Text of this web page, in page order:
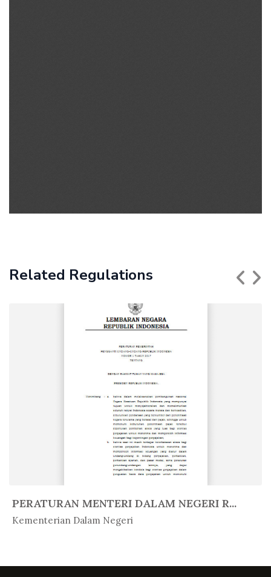
Related Regulations
PERATURAN MENTERI DALAM NEGERI R...
Kementerian Dalam Negeri
In Peratur...